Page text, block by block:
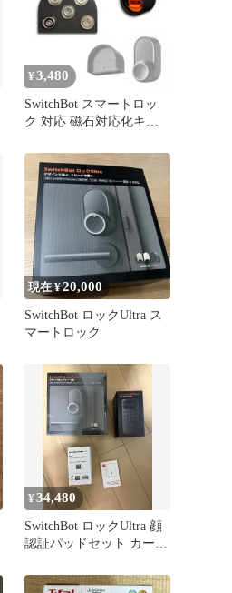
¥ 3,480
SwitchBot スマートロッ
ク 対応 磁石対応化キッ
現在 ¥20,000
SwitchBot ロックUltra ス
マートロック
¥34,480
SwitchBot ロックUltra 顔
認証パッドセット カード